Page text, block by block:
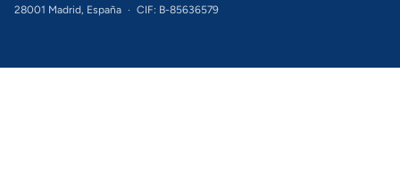
28001 Madrid, España · CIF: B-85636579